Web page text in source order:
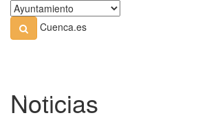
Cuenca.es
Noticias